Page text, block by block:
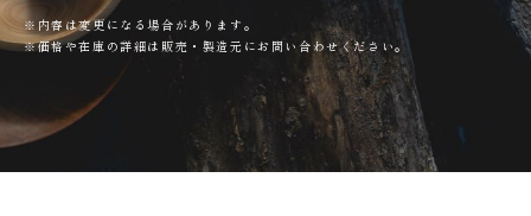
※内容は変更になる場合があります。
※価格や在庫の詳細は販売・製造元にお問い合わせください。